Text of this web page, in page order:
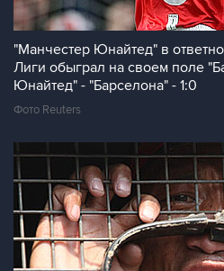
"Манчестер Юнайтед" в
Лиги обыграл на своем поле
Юнайтед" - "Барселона" - 1:0
Фото Reuters